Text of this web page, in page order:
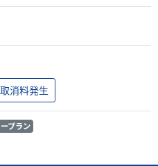
消料発生
プラン